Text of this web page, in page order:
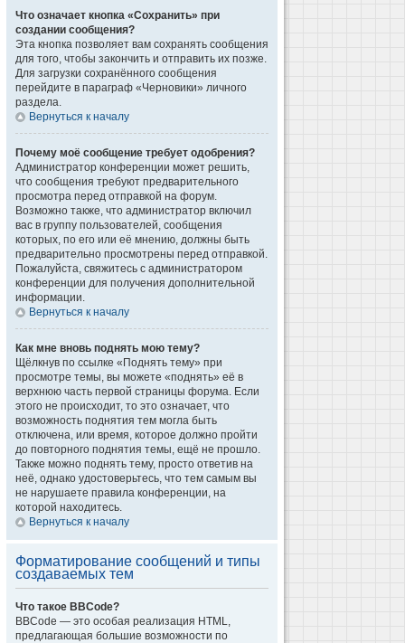
Что означает кнопка «Сохранить» при
создании сообщения?
Эта кнопка позволяет вам сохранять сообщения
для того, чтобы закончить и отправить их позже.
Для загрузки сохранённого сообщения
перейдите в параграф «Черновики» личного
раздела.
Вернуться к началу
Почему моё сообщение требует одобрения?
Администратор конференции может решить,
что сообщения требуют предварительного
просмотра перед отправкой на форум.
Возможно также, что администратор включил
вас в группу пользователей, сообщения
которых, по его или её мнению, должны быть
предварительно просмотрены перед отправкой.
Пожалуйста, свяжитесь с администратором
конференции для получения дополнительной
информации.
Вернуться к началу
Как мне вновь поднять мою тему?
Щёлкнув по ссылке «Поднять тему» при
просмотре темы, вы можете «поднять» её в
верхнюю часть первой страницы форума. Если
этого не происходит, то это означает, что
возможность поднятия тем могла быть
отключена, или время, которое должно пройти
до повторного поднятия темы, ещё не прошло.
Также можно поднять тему, просто ответив на
неё, однако удостоверьтесь, что тем самым вы
не нарушаете правила конференции, на
которой находитесь.
Вернуться к началу
Форматирование сообщений и типы
создаваемых тем
Что такое BBCode?
BBCode — это особая реализация HTML,
предлагающая большие возможности по